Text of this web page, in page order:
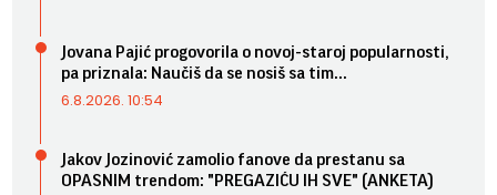
Jovana Pajić progovorila o novoj-staroj popularnosti,
pa priznala: Naučiš da se nosiš sa tim...
6.8.2026. 10:54
Jakov Jozinović zamolio fanove da prestanu sa
OPASNIM trendom: "PREGAZIĆU IH SVE" (ANKETA)